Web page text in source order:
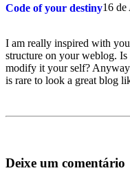
Code of your destiny16
I am really inspired with
structure on your weblog.
modify it your self?
is rare to look a great blog
Deixe um comentário